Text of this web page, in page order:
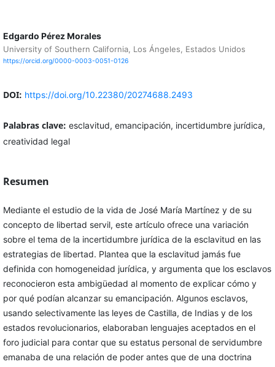
Edgardo Pérez Morales
University of Southern California, Los Ángeles, Estados Unidos
https://orcid.org/0000-0003-0051-0126
DOI: https://doi.org/10.22380/20274688.2493
Palabras clave: esclavitud, emancipación, incertidumbre jurídica,
creatividad legal
Resumen
Mediante el estudio de la vida de José María Martínez y de su
concepto de libertad servil, este artículo ofrece una variación
sobre el tema de la incertidumbre jurídica de la esclavitud en las
estrategias de libertad. Plantea que la esclavitud jamás fue
definida con homogeneidad jurídica, y argumenta que los esclavos
reconocieron esta ambigüedad al momento de explicar cómo y
por qué podían alcanzar su emancipación. Algunos esclavos,
usando selectivamente las leyes de Castilla, de Indias y de los
estados revolucionarios, elaboraban lenguajes aceptados en el
foro judicial para contar que su estatus personal de servidumbre
emanaba de una relación de poder antes que de una doctrina